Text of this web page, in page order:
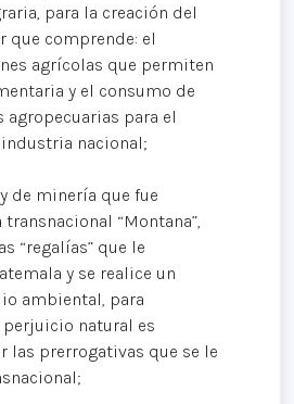
para la creación del
que comprende: el
agrícolas que permiten
y el consumo de
para el
nacional;
de minería que fue
“Montana”,
“regalías” que le
y se realice un
ambiental, para
natural es
las prerrogativas que se le